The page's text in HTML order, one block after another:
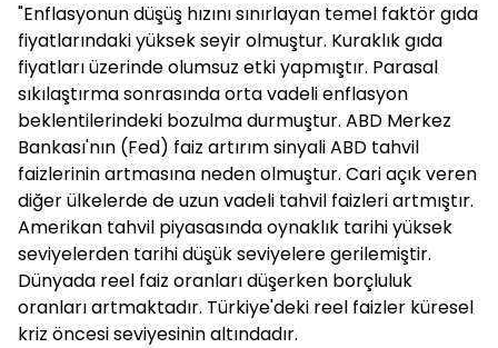
"Enflasyonun düşüş hızını sınırlayan temel faktör gıda
fiyatlarındaki yüksek seyir olmuştur. Kuraklık gıda
fiyatları üzerinde olumsuz etki yapmıştır. Parasal
sıkılaştırma sonrasında orta vadeli enflasyon
beklentilerindeki bozulma durmuştur. ABD Merkez
Bankası'nın (Fed) faiz artırım sinyali ABD tahvil
faizlerinin artmasına neden olmuştur. Cari açık veren
diğer ülkelerde de uzun vadeli tahvil faizleri artmıştır.
Amerikan tahvil piyasasında oynaklık tarihi yüksek
seviyelerden tarihi düşük seviyelere gerilemiştir.
Dünyada reel faiz oranları düşerken borçluluk
oranları artmaktadır. Türkiye'deki reel faizler küresel
kriz öncesi seviyesinin altındadır.